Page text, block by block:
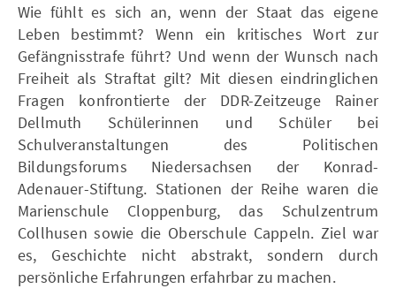
Wie fühlt es sich an, wenn der Staat das eigene
Leben bestimmt? Wenn ein kritisches Wort zur
Gefängnisstrafe führt? Und wenn der Wunsch nach
Freiheit als Straftat gilt? Mit diesen eindringlichen
Fragen konfrontierte der DDR-Zeitzeuge Rainer
Dellmuth Schülerinnen und Schüler bei
Schulveranstaltungen des Politischen
Bildungsforums Niedersachsen der Konrad-
Adenauer-Stiftung. Stationen der Reihe waren die
Marienschule Cloppenburg, das Schulzentrum
Collhusen sowie die Oberschule Cappeln. Ziel war
es, Geschichte nicht abstrakt, sondern durch
persönliche Erfahrungen erfahrbar zu machen.